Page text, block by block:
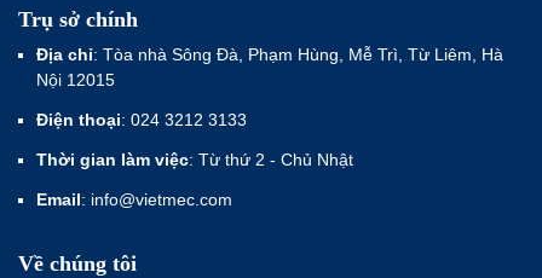
Trụ sở chính
Địa chỉ: Tòa nhà Sông Đà, Phạm Hùng, Mễ Trì, Từ Liêm, Hà
Nội 12015
Điện thoại: 024 3212 3133
Thời gian làm việc: Từ thứ 2 - Chủ Nhật
Email: info@vietmec.com
Về chúng tôi